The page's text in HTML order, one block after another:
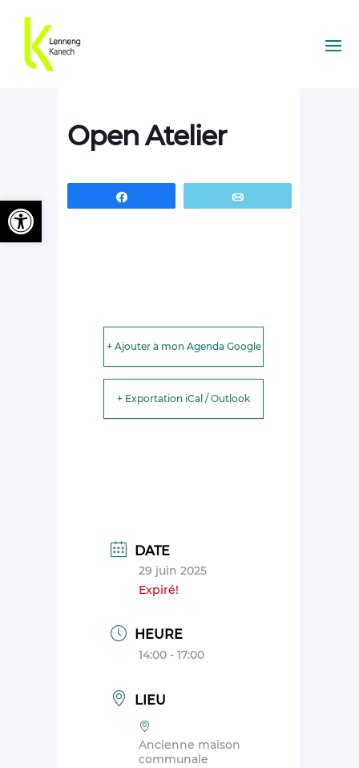
Open Atelier
+ Ajouter à mon Agenda Google
+ Exportation iCal / Outlook
DATE
29 juin 2025
Expiré!
HEURE
14:00 - 17:00
LIEU
Ancienne maison
communale
Ouvrir la barre d’outils